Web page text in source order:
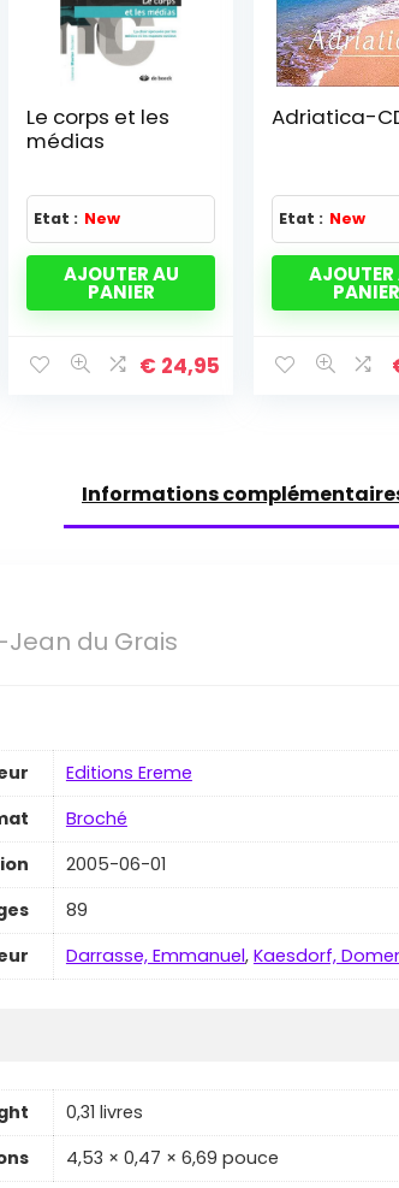
Le corps et les
médias
Etat : New
AJOUTER AU
PANIER
€ 24,95
Adriatica-
Etat : New
AJOUTER
PANIER
Informations
Jean du Grais
Editions Ereme
Broché
2005-06-01
89
Darrasse, Emmanuel, Kaesdorf,
0,31 livres
4,53 × 0,47 × 6,69 pouce